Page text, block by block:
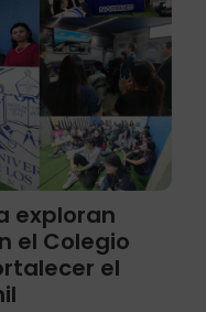
exploran
el Colegio
el